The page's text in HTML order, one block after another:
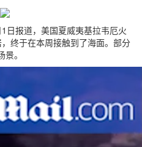
日报道，美国夏威夷基拉韦厄火
终于在本周接触到了海面。部分
。